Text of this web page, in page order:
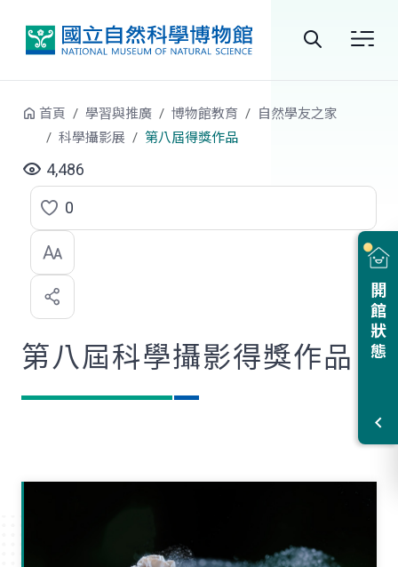
站
開館狀態
首頁 學習與推廣 博物館教育
自然學友之家
科學攝影展
第八屆得獎作品
4,486
點
選
喜
歡
0
第八屆科學攝影得獎作品